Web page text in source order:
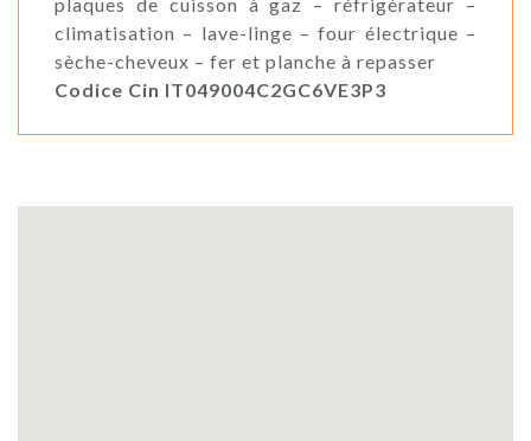
climatisation – lave-linge – four électrique –
sèche-cheveux – fer et planche à repasser
Codice Cin IT049004C2GC6VE3P3